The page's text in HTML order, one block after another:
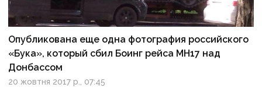
Опубликована еще одна фотография российского
«Бука», который сбил Боинг рейса МН17 над
Донбассом
20 жовтня 2017 р., 07:45